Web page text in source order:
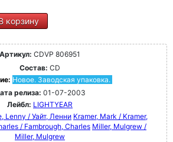
корзину
Артикул: CDVP 806951
Состав: CD
Новое. Заводская упаковка.
релиза: 01-07-2003
Лейбл: LIGHTYEAR
Lenny / Уайт, Ленни Kramer, Mark / Kramer,
/ Fambrough, Charles Miller, Mulgrew /
Miller, Mulgrew